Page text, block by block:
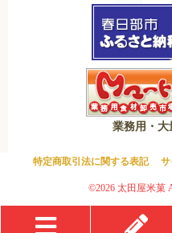
業務用・大
特定商取引法に関する表記
©2026 太田屋米菓